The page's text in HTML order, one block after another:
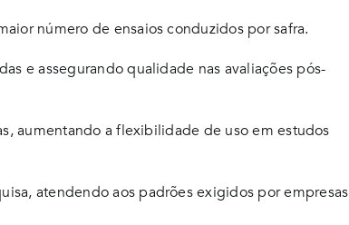
número de ensaios conduzidos por safra.
e assegurando qualidade nas avaliações pós-
aumentando a flexibilidade de uso em estudos
atendendo aos padrões exigidos por empresas